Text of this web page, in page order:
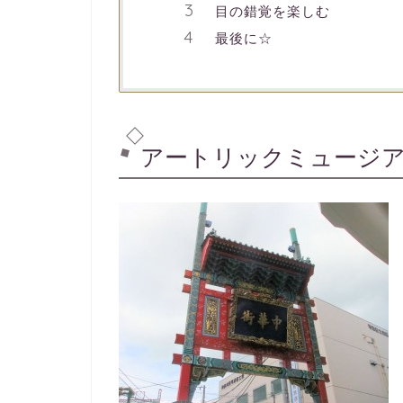
目の錯覚を楽しむ
最後に☆
アートリックミュージ